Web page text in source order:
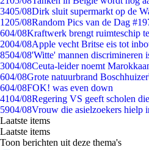
3405/08Dirk sluit supermarkt op de
1205/08Random Pics van de Dag
604/08Kraftwerk brengt ruimteschip
2004/08Apple vecht Britse eis tot
8504/08'Witte' mannen discrimineren
3004/08Ceuta-leider noemt
604/08Grote natuurbrand
604/08FOK! was even down
4104/08Regering VS geeft scholen
5904/08Vrouw die asielzoekers hielp
Laatste items
Laatste items
Toon berichten uit deze thema's